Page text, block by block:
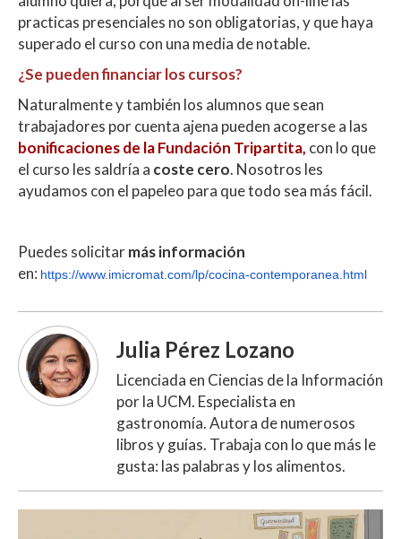
practicas presenciales no son obligatorias, y que haya
superado el curso con una media de notable.
¿Se pueden financiar los cursos?
Naturalmente y también los alumnos que sean
trabajadores por cuenta ajena pueden acogerse a las
bonificaciones de la Fundación Tripartita, con lo que
el curso les saldría a coste cero. Nosotros les
ayudamos con el papeleo para que todo sea más fácil.
Puedes solicitarmás información
en: https://www.imicromat.com/lp/cocina-contemporanea.html
Julia Pérez Lozano
Licenciada en Ciencias de la Información
por la UCM. Especialista en
gastronomía. Autora de numerosos
libros y guías. Trabaja con lo que más le
gusta: las palabras y los alimentos.